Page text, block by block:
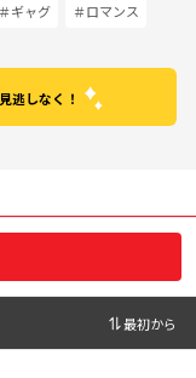
＃ギャグ ＃ロマンス
逃しなく！
最初から